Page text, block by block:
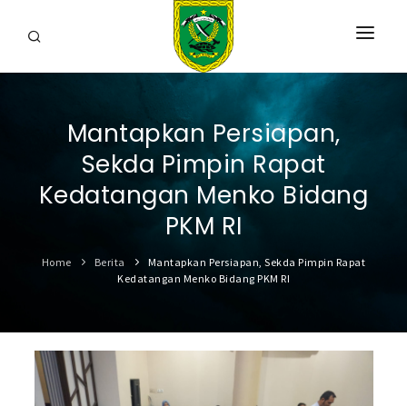
PROFIL
INFORMASI
SARANA & PRASARANA
DATA TERBUKA
BERITA
Mantapkan Persiapan,
Sekda Pimpin Rapat
Kedatangan Menko Bidang
PKM RI
Home Berita
Mantapkan Persiapan, Sekda Pimpin Rapat
Kedatangan Menko Bidang PKM RI